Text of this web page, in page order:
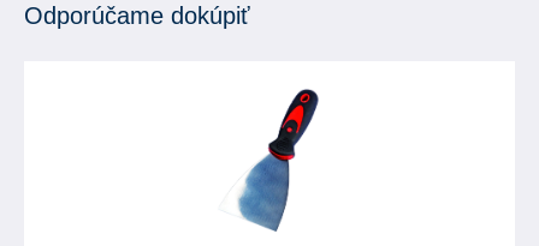
Odporúčame dokúpiť